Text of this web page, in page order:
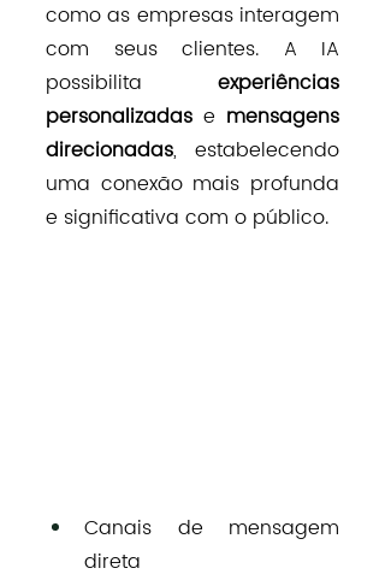
como as empresas interagem
com seus clientes. A IA
possibilita experiências
personalizadas e mensagens
direcionadas, estabelecendo
uma conexão mais profunda
e significativa com o público.
Canais de mensagem
direta